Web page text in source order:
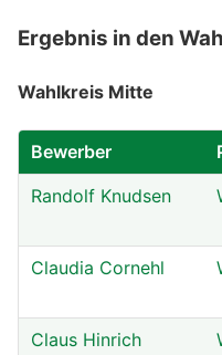
Ergebnis in den
Wahlkreis Mitte
Bewerber
Randolf Knudsen
Claudia Cornehl
Claus Hinrich